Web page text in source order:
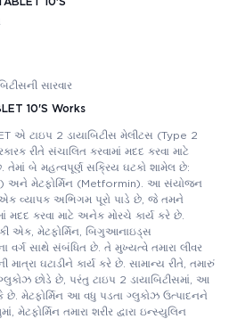
સારવાર
10'S Works
એ ટાઇપ 2 ડાયાબિટીસ મેલીટસ (Type 2
રીતે સંચાલિત કરવામાં મદદ કરવા માટે
તેમાં બે મહત્વપૂર્ણ સક્રિય ઘટકો શામેલ છે:
અને મેટફોર્મિન (Metformin). આ સંયોજન
એક વ્યાપક અભિગમ પૂરો પાડે છે, જે તમને
મદદ કરવા માટે અનેક મોરચે કાર્ય કરે છે.
એક, મેટફોર્મિન, બિગુઆનાઇડ્સ
વર્ગ સાથે સંબંધિત છે. તે મુખ્યત્વે તમારા લીવર
માત્રા ઘટાડીને કાર્ય કરે છે. સામાન્ય રીતે, તમારું
ગ્લુકોઝ છોડે છે, પરંતુ ટાઇપ 2 ડાયાબિટીસમાં, આ
છે. મેટફોર્મિન આ વધુ પડતા ગ્લુકોઝ ઉત્પાદનને
મેટફોર્મિન તમારા શરીર દ્વારા ઇન્સ્યુલિન